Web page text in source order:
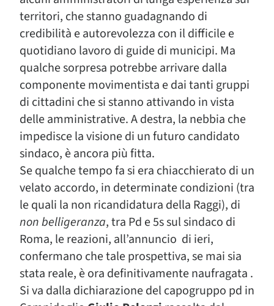
territori, che stanno guadagnando di
credibilità e autorevolezza con il difficile e
quotidiano lavoro di guide di municipi. Ma
qualche sorpresa potrebbe arrivare dalla
componente movimentista e dai tanti gruppi
di cittadini che si stanno attivando in vista
delle amministrative. A destra, la nebbia che
impedisce la visione di un futuro candidato
sindaco, è ancora più fitta.
Se qualche tempo fa si era chiacchierato di un
velato accordo, in determinate condizioni (tra
le quali la non ricandidatura della Raggi), di
non belligeranza, tra Pd e 5s sul sindaco di
Roma, le reazioni, all’annuncio di ieri,
confermano che tale prospettiva, se mai sia
stata reale, è ora definitivamente naufragata .
Si va dalla dichiarazione del capogruppo pd in